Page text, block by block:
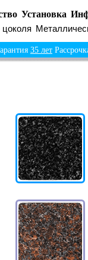
Установка
цоколя
35 лет